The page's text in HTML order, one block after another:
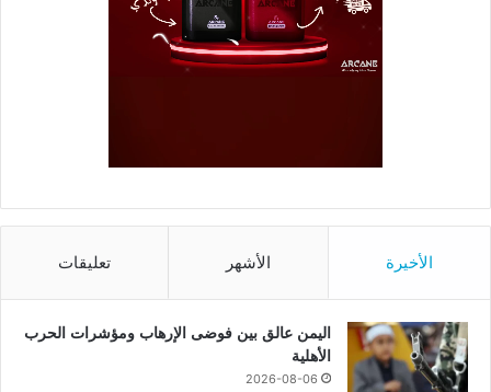
الأخيرة الأشهر تعليقات
اليمن عالق بين فوضى الإرهاب ومؤشرات الحرب
الأهلية
2026-08-06